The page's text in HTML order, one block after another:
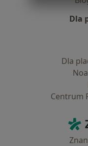
Dla
Dla
Centrum